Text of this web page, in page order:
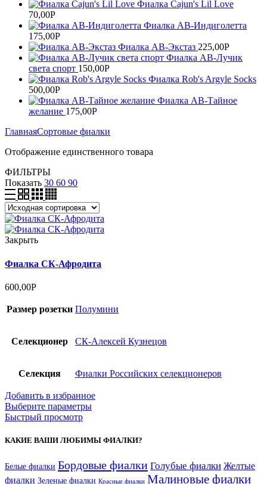
Фиалка Cajun's Lil Love
70,00Р
Фиалка АВ-Индиголетта
175,00Р
Фиалка АВ-Экстаз 225,00Р
Фиалка АВ-Лучик
света спорт 150,00Р
Фиалка Rob's Argyle Socks
500,00Р
Фиалка АВ-Тайное
желание 175,00Р
ГлавнаяСортовые фиалки
Отображение единственного товара
ФИЛЬТРЫ
Показать 30 60 90
Закрыть
Фиалка СК-Афродита
600,00Р
Размер розетки Полумини
Селекционер СК-Алексей Кузнецов
Селекция Фиалки Российских селекционеров
Добавить в избранное
Выберите параметры
Быстрый просмотр
КАКИЕ ВАШИ ЛЮБИМЫ ФИАЛКИ?
Белые фиалки Бордовые фиалки Голубые фиалки Желтые
фиалки Зеленые фиалки Красные фиалки Малиновые фиалки